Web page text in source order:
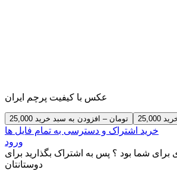
عکس با کیفیت پرچم ایران
25,000 تومان – افزودن به سبد خرید
خرید اشتراک و دسترسی به تمام فایل ها
ورود
شما بود ؟ پس به اشتراک بگذارید برای
دوستانتان